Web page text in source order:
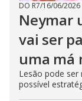
DO R7/16/06/2026
Neymar
vai ser
uma má
Lesão pode ser
possível